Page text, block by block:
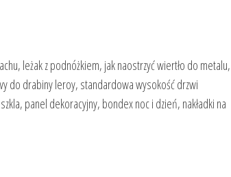
leżak z podnóżkiem, jak naostrzyć wiertło do metalu,
do drabiny leroy, standardowa wysokość drzwi
panel dekoracyjny, bondex noc i dzień, nakładki na